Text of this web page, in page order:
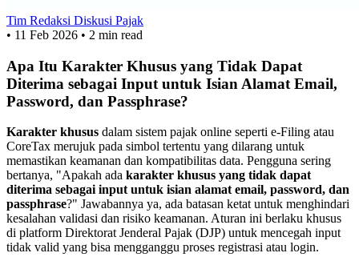
Tim Redaksi Diskusi Pajak
• 11 Feb 2026 • 2 min read
Apa Itu Karakter Khusus yang Tidak Dapat
Diterima sebagai Input untuk Isian Alamat Email,
Password, dan Passphrase?
Karakter khusus dalam sistem pajak online seperti e-Filing atau
CoreTax merujuk pada simbol tertentu yang dilarang untuk
memastikan keamanan dan kompatibilitas data. Pengguna sering
bertanya, "Apakah ada karakter khusus yang tidak dapat
diterima sebagai input untuk isian alamat email, password, dan
passphrase?" Jawabannya ya, ada batasan ketat untuk menghindari
kesalahan validasi dan risiko keamanan. Aturan ini berlaku khusus
di platform Direktorat Jenderal Pajak (DJP) untuk mencegah input
tidak valid yang bisa mengganggu proses registrasi atau login.